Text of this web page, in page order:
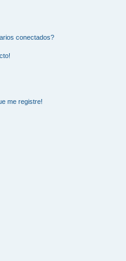
conectados?
me registre!